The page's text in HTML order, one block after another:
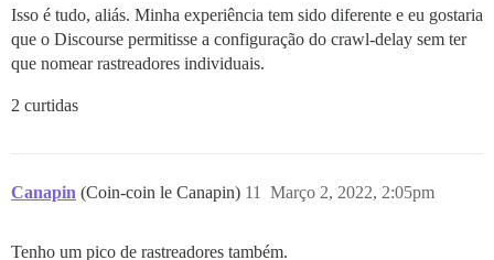
Isso é tudo, aliás. Minha experiência tem sido diferente e eu gostaria
que o Discourse permitisse a configuração do crawl-delay sem ter
que nomear rastreadores individuais.
2 curtidas
Canapin (Coin-coin le Canapin) Março 2, 2022, 2:05pm
11
Tenho um pico de rastreadores também.